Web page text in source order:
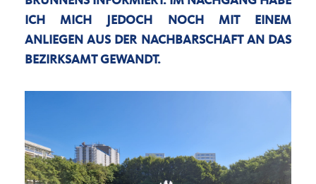
ICH MICH JEDOCH NOCH MIT EINEM
ANLIEGEN AUS DER NACHBARSCHAFT AN DAS
BEZIRKSAMT GEWANDT.